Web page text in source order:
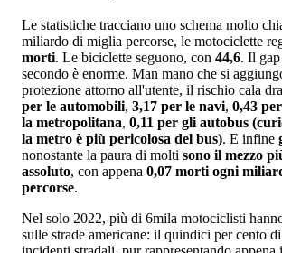
Le statistiche tracciano uno schema molto
miliardo di miglia percorse, le motociclette
morti. Le biciclette seguono, con 44,6. Il
secondo è enorme. Man mano che si
protezione attorno all'utente, il rischio cala
per le automobili, 3,17 per le navi, 0,43
la metropolitana, 0,11 per gli autobus
la metro è più pericolosa del bus). E infine
nonostante la paura di molti sono il mezzo
assoluto, con appena 0,07 morti ogni
percorse.
Nel solo 2022, più di 6mila motociclisti
sulle strade americane: il quindici per cento